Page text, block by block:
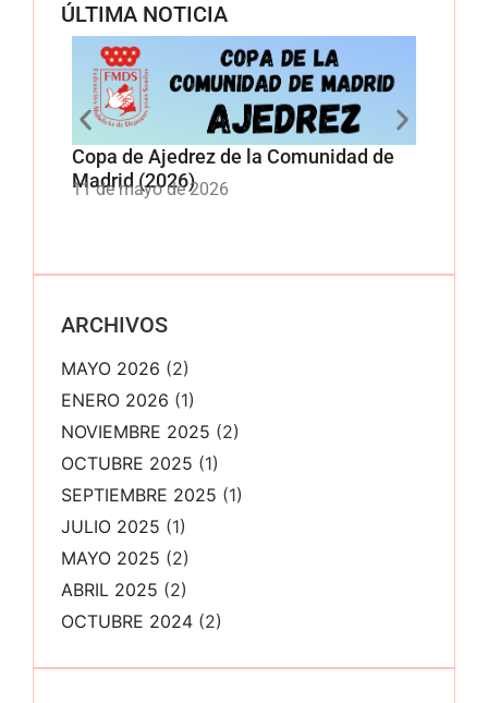
ÚLTIMA NOTICIA
Copa de Ajedrez de la Comunidad de
Madrid (2026)
11 de mayo de 2026
ARCHIVOS
MAYO 2026 (2)
ENERO 2026 (1)
NOVIEMBRE 2025 (2)
OCTUBRE 2025 (1)
SEPTIEMBRE 2025 (1)
JULIO 2025 (1)
MAYO 2025 (2)
ABRIL 2025 (2)
OCTUBRE 2024 (2)